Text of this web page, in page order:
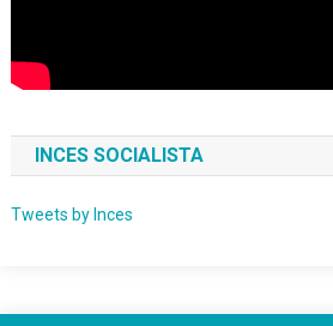
INCES SOCIALISTA
Tweets by Inces